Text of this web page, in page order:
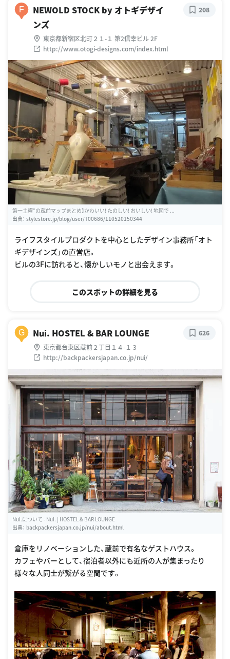
F
NEWOLD STOCK by オトギデザイ
ンズ
東京都新宿区北町２１-１ 第2信幸ビル 2F
http://www.otogi-designs.com/index.html
208
第一土曜”の蔵前マップまとめ】かわいい! たのしい! おいしい! 地図で ...
出典： stylestore.jp/blog/user/T00686/110520150344
ライフスタイルプロダクトを中心としたデザイン事務所「オト
ギデザインズ」の直営店。
ビルの3Fに訪れると、懐かしいモノと出会えます。
このスポットの詳細を見る
G Nui. HOSTEL & BAR LOUNGE
東京都台東区蔵前２丁目１４-１３
http://backpackersjapan.co.jp/nui/
626
Nui.について - Nui. | HOSTEL & BAR LOUNGE
出典： backpackersjapan.co.jp/nui/about.html
倉庫をリノベーションした、蔵前で有名なゲストハウス。
カフェやバーとして、宿泊者以外にも近所の人が集まったり
様々な人同士が繋がる空間です。